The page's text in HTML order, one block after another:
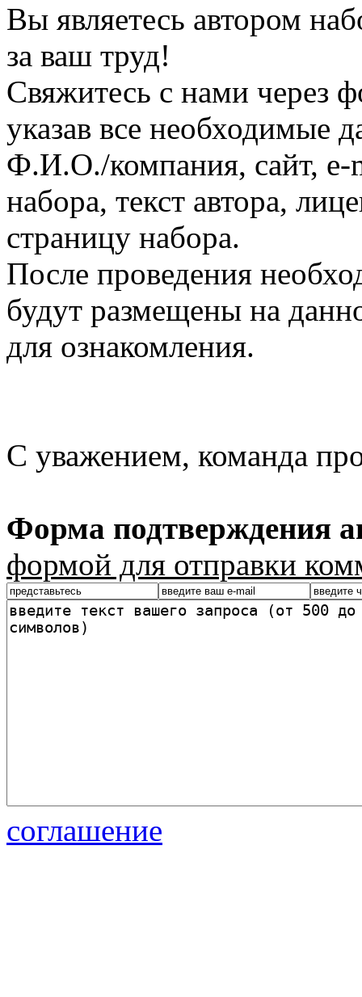
Вы являетесь автором
за ваш труд!
Свяжитесь с нами через
указав все необходимые
Ф.И.О./компания, сайт, e-
набора, текст автора,
страницу набора.
После проведения
будут размещены на
для ознакомления.
С уважением, команда
Форма подтверждения
формой для отправки
соглашение